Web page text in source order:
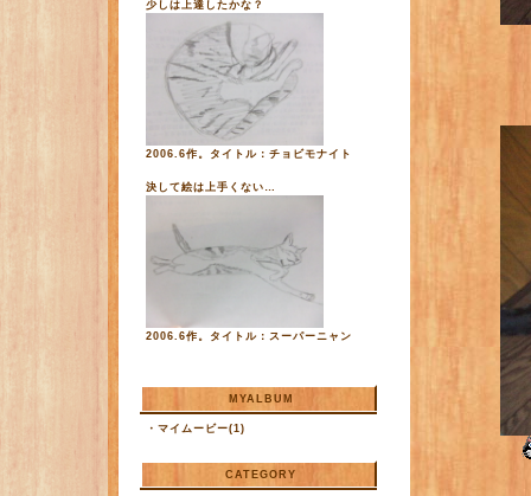
少しは上達したかな？
2006.6作。タイトル：チョビモナイト
決して絵は上手くない…
2006.6作。タイトル：スーパーニャン
MYALBUM
・ マイムービー(1)
CATEGORY